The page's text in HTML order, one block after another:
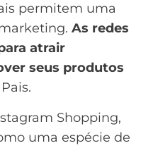
permitem uma
As redes
atrair
seus produtos
Shopping,
uma espécie de